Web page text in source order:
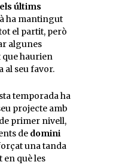
últims
ha mantingut
el partit, però
algunes
que haurien
al seu favor.
temporada ha
projecte amb
primer nivell,
de domini
una tanda
en què les